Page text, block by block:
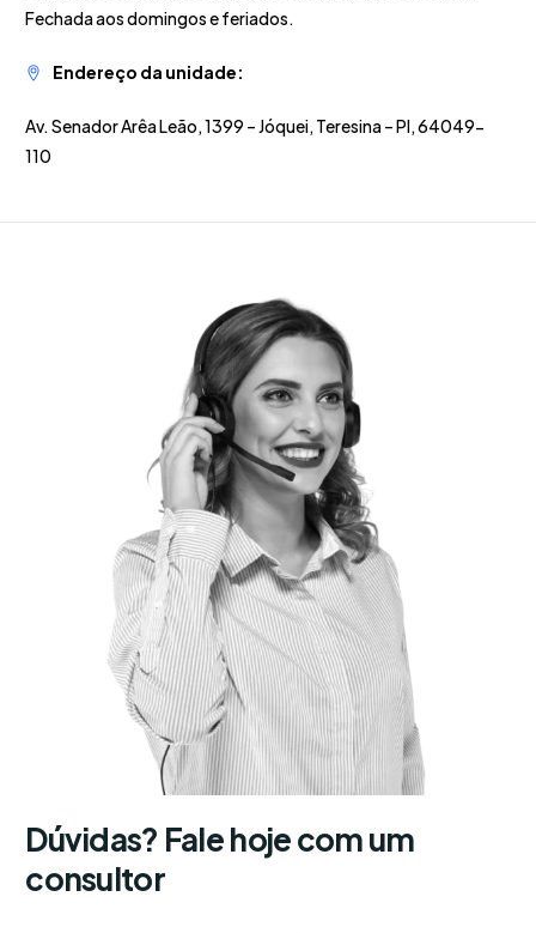
Fechada aos domingos e feriados.
Endereço da unidade:
Av. Senador Arêa Leão, 1399 – Jóquei, Teresina – PI, 64049-
110
Dúvidas? Fale hoje com um
consultor